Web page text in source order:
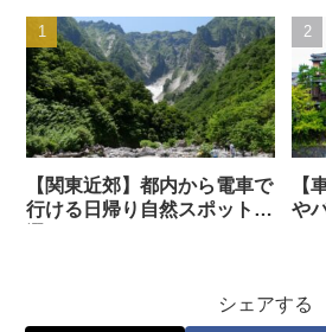
【関東近郊】都内から電車で
行ける日帰り自然スポット34
【
や
シェアする